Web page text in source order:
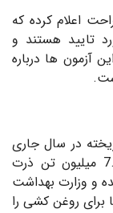
اعلام کرده که
تایید هستند و
آزمون ها درباره
در سال جاری
گفت: تا ابتدای آذر امسال، مجوز واردات 7.5 میلیون تن ذرت
و وزارت بهداشت
برای روغن کشی را